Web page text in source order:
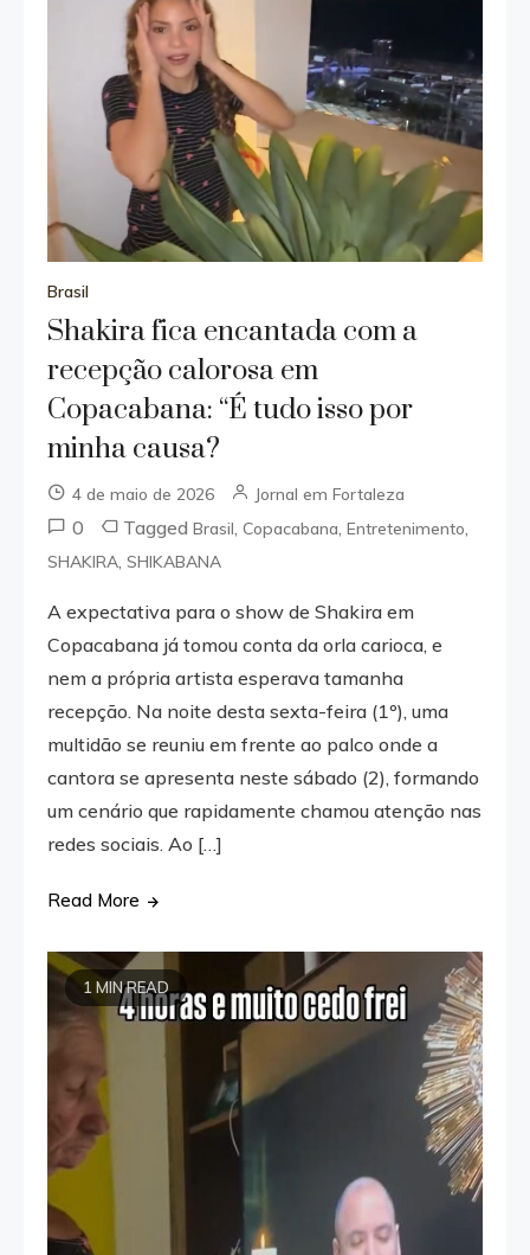
Brasil
Shakira fica encantada com a
recepção calorosa em
Copacabana: “É tudo isso por
minha causa?
4 de maio de 2026 Jornal em Fortaleza
0 TaggedBrasil ,Copacabana ,Entretenimento
SHAKIRA ,SHIKABANA
A expectativa para o show de Shakira em
Copacabana já tomou conta da orla carioca, e
nem a própria artista esperava tamanha
recepção. Na noite desta sexta-feira (1º), uma
multidão se reuniu em frente ao palco onde a
cantora se apresenta neste sábado (2), formando
um cenário que rapidamente chamou atenção nas
redes sociais. Ao […]
Read More
1 MIN READ